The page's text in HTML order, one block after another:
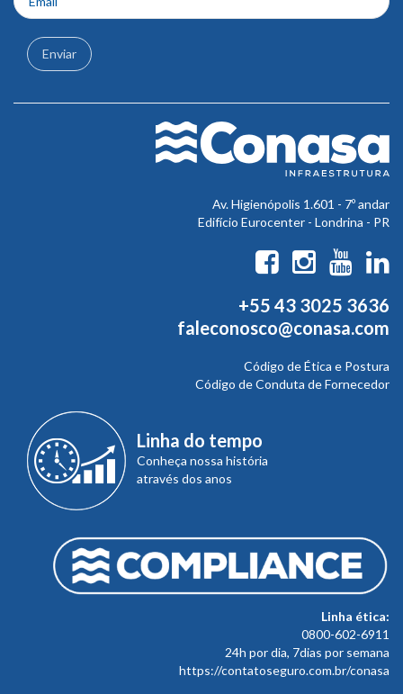
Enviar
Av. Higienópolis 1.601 - 7º andar
Edifício Eurocenter - Londrina - PR
+55 43 3025 3636
faleconosco@conasa.com
Código de Ética e Postura
Código de Conduta de Fornecedor
Linha do tempo
Conheça nossa história
através dos anos
Linha ética:
0800-602-6911
24h por dia, 7dias por semana
https://contatoseguro.com.br/conasa